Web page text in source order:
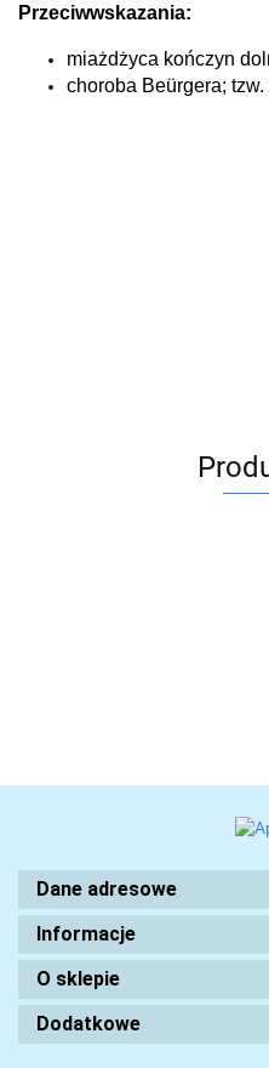
Przeciwwskazania:
miażdżyca kończyn
choroba Beürgera;
Dane adresowe
Informacje
O sklepie
Dodatkowe